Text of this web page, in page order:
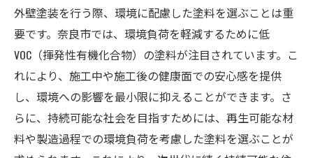
外壁塗装を行う際、環境に配慮した塗料を選ぶことは重
要です。奈良市では、環境負荷を軽減するために低
VOC（揮発性有機化合物）の塗料が注目されています。こ
れにより、施工中や施工後の健康面での安心感を提供
し、環境への影響を最小限に抑えることができます。さ
らに、持続可能な社会を目指すためには、再生可能な材
料や製造過程での環境負荷を考慮した塗料を選ぶことが